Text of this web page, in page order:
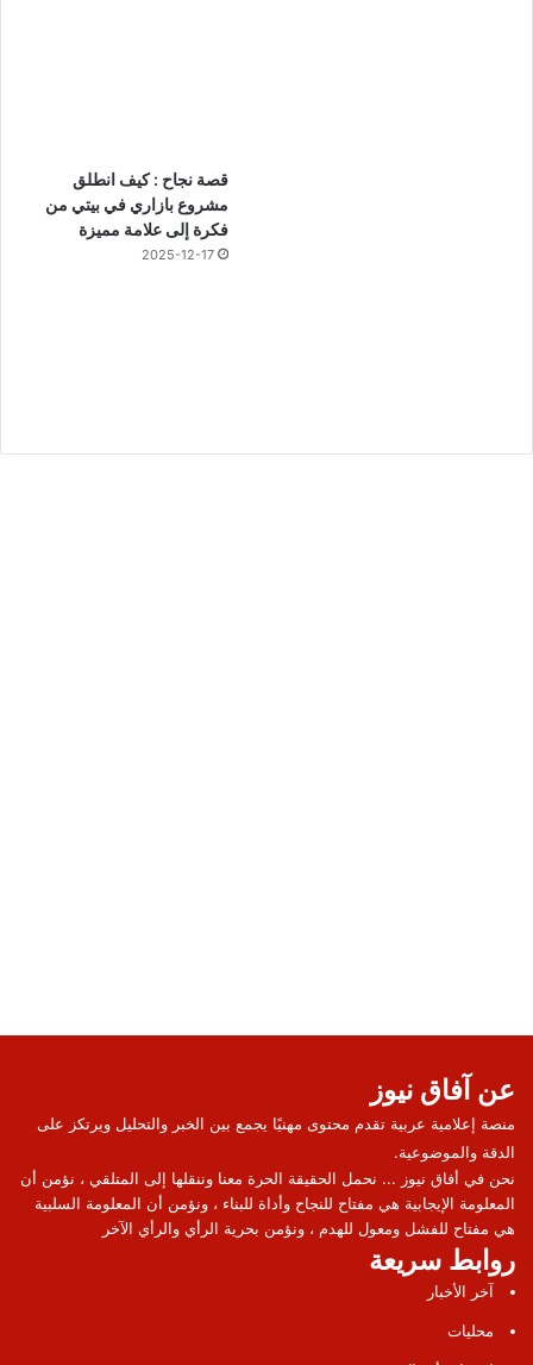
قصة نجاح : كيف انطلق
مشروع بازاري في بيتي من
فكرة إلى علامة مميزة
2025-12-17
عن آفاق نيوز
منصة إعلامية عربية تقدم محتوى مهنيًا يجمع بين الخبر والتحليل ويرتكز على
الدقة والموضوعية.
نحن في أفاق نيوز ... نحمل الحقيقة الحرة معنا وننقلها إلى المتلقي ، نؤمن أن
المعلومة الإيجابية هي مفتاح للنجاح وأداة للبناء ، ونؤمن أن المعلومة السلبية
هي مفتاح للفشل ومعول للهدم ، ونؤمن بحرية الرأي والرأي الآخر
روابط سريعة
آخر الأخبار
محليات